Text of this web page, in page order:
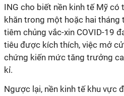
ING cho biết nền kinh tế Mỹ có
khăn trong một hoặc hai
tiêm chủng vắc-xin COVID-19
tiêu được kích thích, việc mở
chứng kiến mức tăng trưởng
kỉ.
Ngược lại, nền kinh tế khu vực